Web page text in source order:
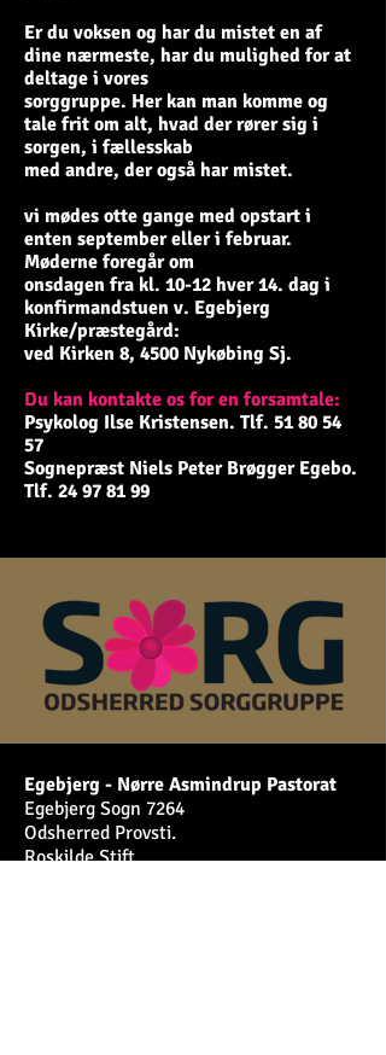
Er du voksen og har du mistet en af
dine nærmeste, har du mulighed for at
deltage i vores
sorggruppe. Her kan man komme og
tale frit om alt, hvad der rører sig i
sorgen, i fællesskab
med andre, der også har mistet.
vi mødes otte gange med opstart i
enten september eller i februar.
Møderne foregår om
onsdagen fra kl. 10-12 hver 14. dag i
konfirmandstuen v. Egebjerg
Kirke/præstegård:
ved Kirken 8, 4500 Nykøbing Sj.
Du kan kontakte os for en forsamtale:
Psykolog Ilse Kristensen. Tlf. 51 80 54
57
Sognepræst Niels Peter Brøgger Egebo.
Tlf. 24 97 81 99
Egebjerg - Nørre Asmindrup Pastorat
Egebjerg Sogn 7264
Odsherred Provsti.
Roskilde Stift.